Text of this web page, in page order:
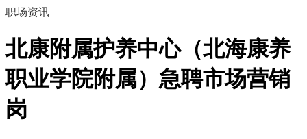
职场资讯
北康附属护养中心（北海康养
职业学院附属）急聘市场营销
岗